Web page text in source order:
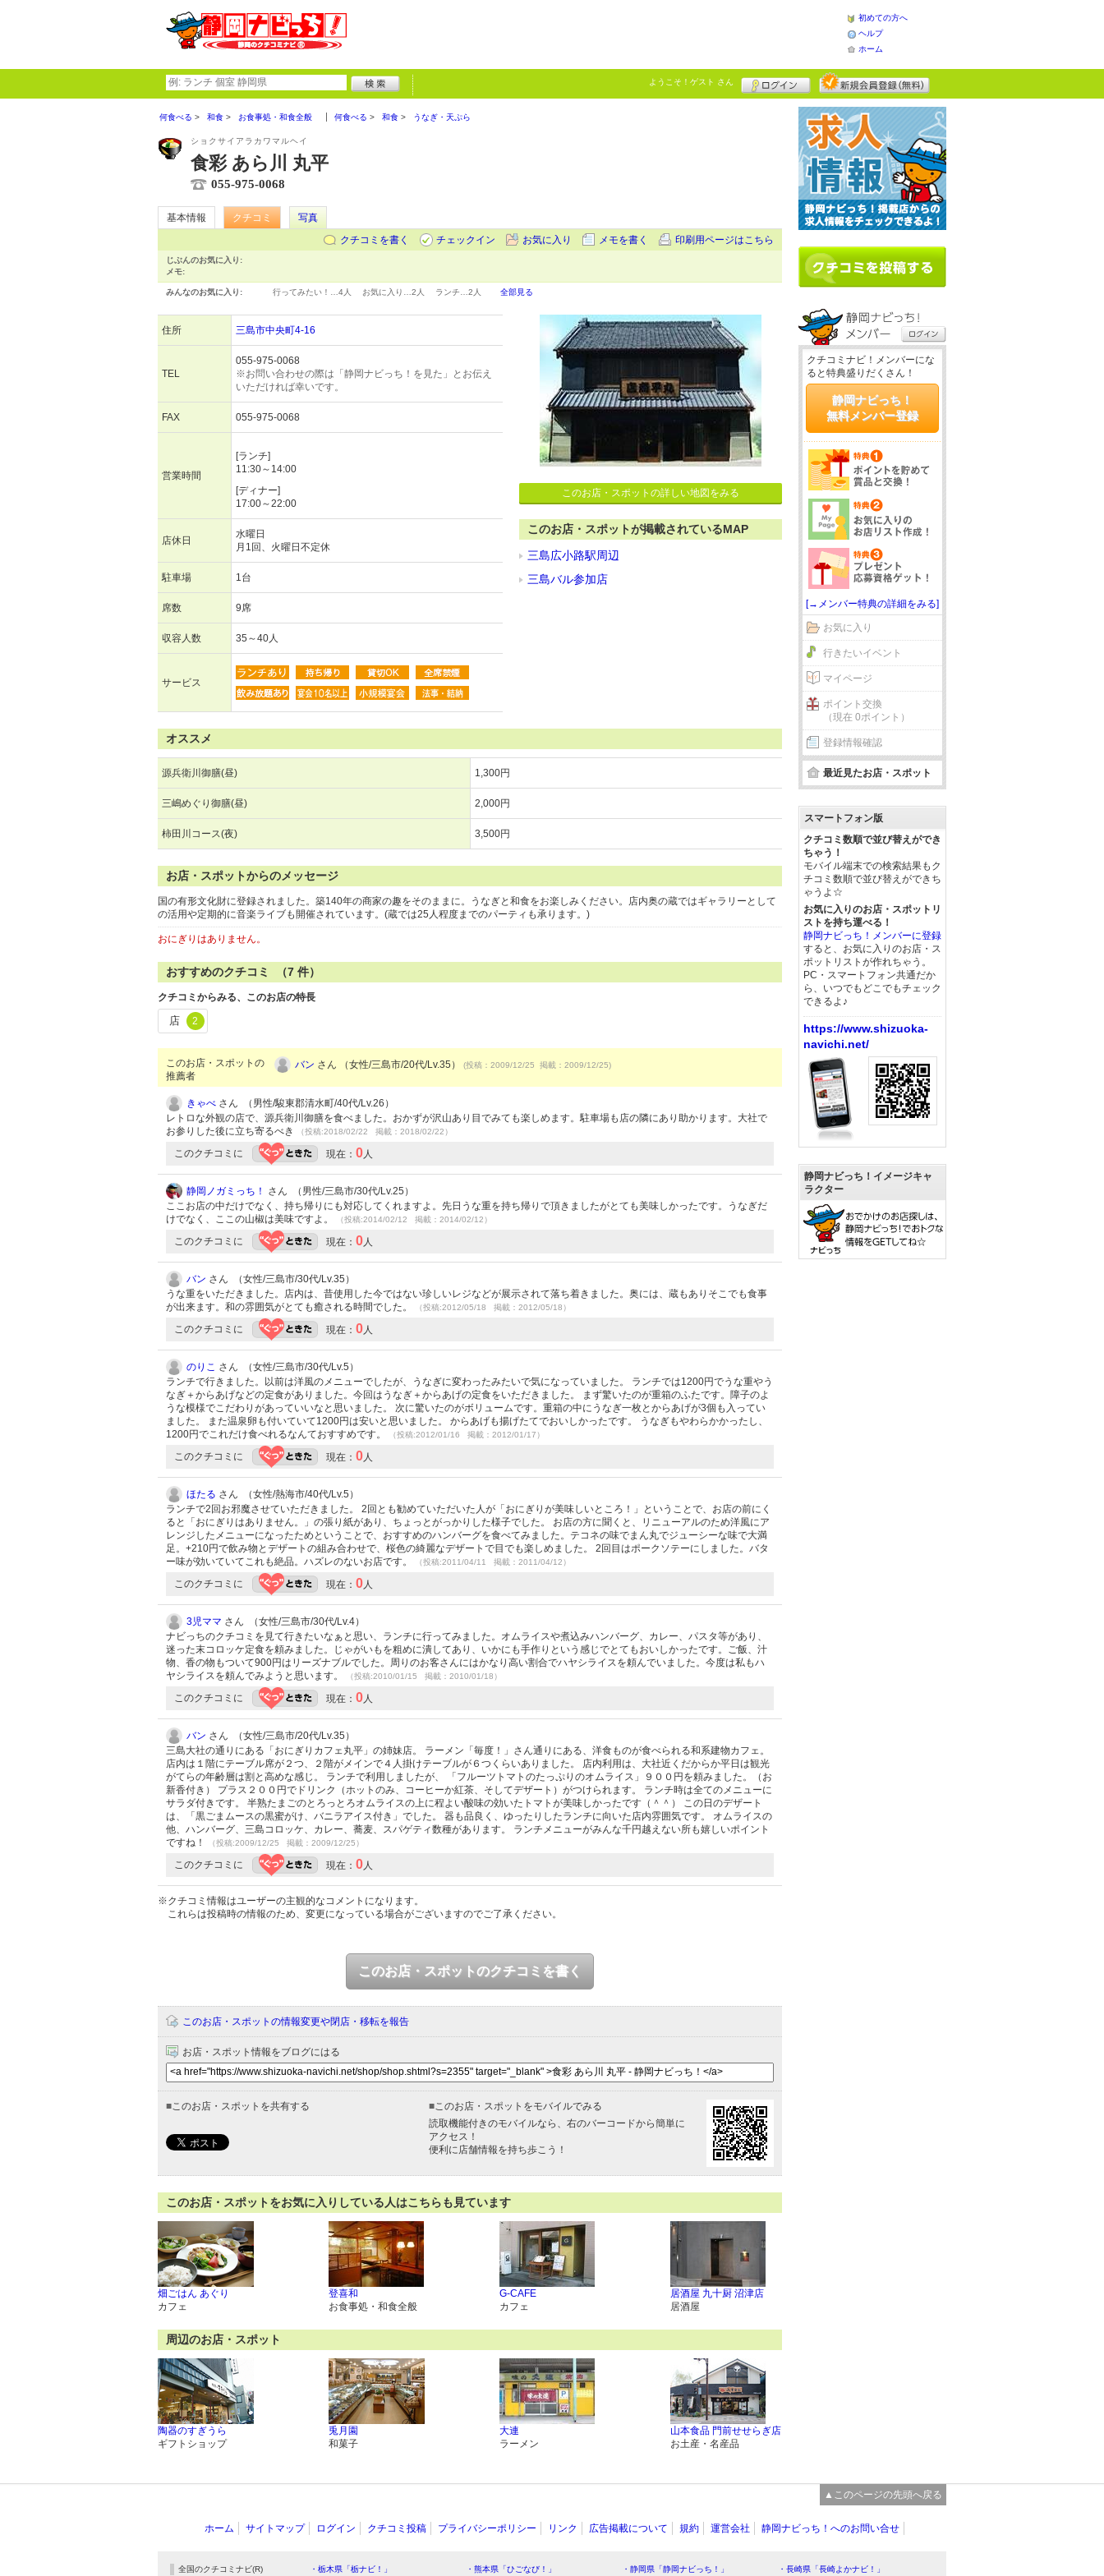
初めての方へ
ヘルプ
ホーム
ようこそ！ ゲスト さん
何食べる 和食 お食事処・和食全般 何食べる 和食 うなぎ・天ぷら
ショクサイアラカワマルヘイ
食彩 あら川 丸平
055-975-0068
基本情報 クチコミ
写真
クチコミを書く
チェックイン お気に入り メモを書く 印刷用ページはこちら
じぶんのお気に入り:
メモ:
みんなのお気に入り: 行ってみたい！… 4人 お気に入り… 2人 ランチ… 2人 全部見る
住所 三島市中央町4-16
TEL
055-975-0068
※お問い合わせの際は「静岡ナビっち！を見た」とお伝え
いただければ幸いです。
FAX 055-975-0068
営業時間
[ランチ]
11:30～14:00
[ディナー]
17:00～22:00
店休日
水曜日
月1回、火曜日不定休
駐車場 1台
席数 9席
収容人数 35～40人
サービス
このお店・スポットの詳しい地図をみる
このお店・スポットが掲載されているMAP
三島広小路駅周辺
三島バル参加店
オススメ
源兵衛川御膳(昼) 1,300円
三嶋めぐり御膳(昼) 2,000円
柿田川コース(夜) 3,500円
お店・スポットからのメッセージ
国の有形文化財に登録されました。築140年の商家の趣をそのままに。うなぎと和食をお楽しみください。店内奥の蔵ではギャラリーとして
の活用や定期的に音楽ライブも開催されています。(蔵では25人程度までのパーティも承ります。)
おにぎりはありません。
おすすめのクチコミ （7 件）
クチコミからみる、このお店の特長
店 2
このお店・スポットの
推薦者
バン さん （女性/三島市/20代/Lv.35） (投稿：2009/12/25 掲載：2009/12/25)
きゃべ さん （男性/駿東郡清水町/40代/Lv.26）
レトロな外観の店で、源兵衛川御膳を食べました。おかずが沢山あり目でみても楽しめます。駐車場も店の隣にあり助かります。大社で
お参りした後に立ち寄るべき
（投稿:2018/02/22 掲載：2018/02/22）
このクチコミに 現在： 0 人
静岡ノガミっち！
さん （男性/三島市/30代/Lv.25）
ここお店の中だけでなく、持ち帰りにも対応してくれますよ。先日うな重を持ち帰りで頂きましたがとても美味しかったです。うなぎだ
けでなく、ここの山椒は美味ですよ。
（投稿:2014/02/12 掲載：2014/02/12）
このクチコミに 現在： 0 人
バン さん （女性/三島市/30代/Lv.35）
うな重をいただきました。店内は、昔使用した今ではない珍しいレジなどが展示されて落ち着きました。奥には、蔵もありそこでも食事
が出来ます。和の雰囲気がとても癒される時間でした。
（投稿:2012/05/18 掲載：2012/05/18）
このクチコミに 現在： 0 人
のりこ さん （女性/三島市/30代/Lv.5）
ランチで行きました。以前は洋風のメニューでしたが、うなぎに変わったみたいで気になっていました。 ランチでは1200円でうな重やう
なぎ＋からあげなどの定食がありました。今回はうなぎ＋からあげの定食をいただきました。 まず驚いたのが重箱のふたです。障子のよ
うな模様でこだわりがあっていいなと思いました。 次に驚いたのがボリュームです。重箱の中にうなぎ一枚とからあげが3個も入ってい
ました。 また温泉卵も付いていて1200円は安いと思いました。 からあげも揚げたてでおいしかったです。 うなぎもやわらかかったし、
1200円でこれだけ食べれるなんておすすめです。
（投稿:2012/01/16 掲載：2012/01/17）
このクチコミに 現在： 0 人
ほたる さん （女性/熱海市/40代/Lv.5）
ランチで2回お邪魔させていただきました。 2回とも勧めていただいた人が「おにぎりが美味しいところ！」ということで、お店の前にく
ると「おにぎりはありません。」の張り紙があり、ちょっとがっかりした様子でした。 お店の方に聞くと、リニューアルのため洋風にア
レンジしたメニューになったためということで、おすすめのハンバーグを食べてみました。テコネの味でまん丸でジューシーな味で大満
足。+210円で飲み物とデザートの組み合わせで、桜色の綺麗なデザートで目でも楽しめました。 2回目はポークソテーにしました。バタ
ー味が効いていてこれも絶品。ハズレのないお店です。
（投稿:2011/04/11 掲載：2011/04/12）
このクチコミに 現在： 0 人
3児ママ さん （女性/三島市/30代/Lv.4）
ナビっちのクチコミを見て行きたいなぁと思い、ランチに行ってみました。オムライスや煮込みハンバーグ、カレー、パスタ等があり、
迷った末コロッケ定食を頼みました。じゃがいもを粗めに潰してあり、いかにも手作りという感じでとてもおいしかったです。ご飯、汁
物、香の物もついて900円はリーズナブルでした。周りのお客さんにはかなり高い割合でハヤシライスを頼んでいました。今度は私もハ
ヤシライスを頼んでみようと思います。
（投稿:2010/01/15 掲載：2010/01/18）
このクチコミに 現在： 0 人
バン さん （女性/三島市/20代/Lv.35）
三島大社の通りにある「おにぎりカフェ丸平」の姉妹店。 ラーメン「毎度！」さん通りにある、洋食ものが食べられる和系建物カフェ。
店内は１階にテーブル席が２つ、２階がメインで４人掛けテーブルが６つくらいありました。 店内利用は、大社近くだからか平日は観光
がてらの年齢層は割と高めな感じ。 ランチで利用しましたが、 「フルーツトマトのたっぷりのオムライス」９００円を頼みました。（お
新香付き） プラス２００円でドリンク（ホットのみ、コーヒーか紅茶、そしてデザート）がつけられます。 ランチ時は全てのメニューに
サラダ付きです。 半熟たまごのとろっとろオムライスの上に程よい酸味の効いたトマトが美味しかったです（＾＾） この日のデザート
は、「黒ごまムースの黒蜜がけ、バニラアイス付き」でした。 器も品良く、ゆったりしたランチに向いた店内雰囲気です。 オムライスの
他、ハンバーグ、三島コロッケ、カレー、蕎麦、スパゲティ数種があります。 ランチメニューがみんな千円越えない所も嬉しいポイント
ですね！
（投稿:2009/12/25 掲載：2009/12/25）
このクチコミに 現在： 0 人
※クチコミ情報はユーザーの主観的なコメントになります。
これらは投稿時の情報のため、変更になっている場合がございますのでご了承ください。
このお店・スポットのクチコミを書く
このお店・スポットの情報変更や閉店・移転を報告
お店・スポット情報をブログにはる
■ このお店・スポットを共有する ■ このお店・スポットをモバイルでみる
読取機能付きのモバイルなら、右のバーコードから簡単に
アクセス！
便利に店舗情報を持ち歩こう！
このお店・スポットをお気に入りしている人はこちらも見ています
畑ごはん あぐり
カフェ
登喜和
お食事処・和食全般
G-CAFE
カフェ
居酒屋 九十厨 沼津店
居酒屋
周辺のお店・スポット
陶器のすぎうら
ギフトショップ
兎月園
和菓子
大連
ラーメン
山本食品 門前せせらぎ店
お土産・名産品
クチコミナビ！メンバーにな
ると特典盛りだくさん！
静岡ナビっち！
無料メンバー登録
[→メンバー特典の詳細をみる]
お気に入り
行きたいイベント
マイページ
ポイント交換
（現在 0ポイント）
登録情報確認
最近見たお店・スポット
スマートフォン版
クチコミ数順で並び替えができ
ちゃう！
モバイル端末での検索結果もク
チコミ数順で並び替えができち
ゃうよ☆
お気に入りのお店・スポットリ
ストを持ち運べる！
静岡ナビっち！メンバーに登録
すると、お気に入りのお店・ス
ポットリストが作れちゃう。
PC・スマートフォン共通だか
ら、いつでもどこでもチェック
できるよ♪
https://www.shizuoka-
navichi.net/
静岡ナビっち！イメージキャ
ラクター
▲このページの先頭へ戻る
ホーム サイトマップ ログイン クチコミ投稿 プライバシーポリシー リンク 広告掲載について 規約 運営会社 静岡ナビっち！へのお問い合せ
全国のクチコミナビ(R) ・栃木県「栃ナビ！」 ・熊本県「ひごなび！」 ・静岡県「静岡ナビっち！」 ・長崎県「長崎よかナビ！」